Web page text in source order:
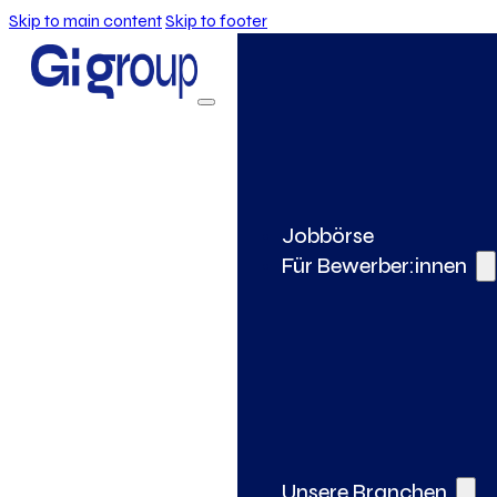
Skip to main contentSkip to footer
Jobbörse
Für Bewerber:innen